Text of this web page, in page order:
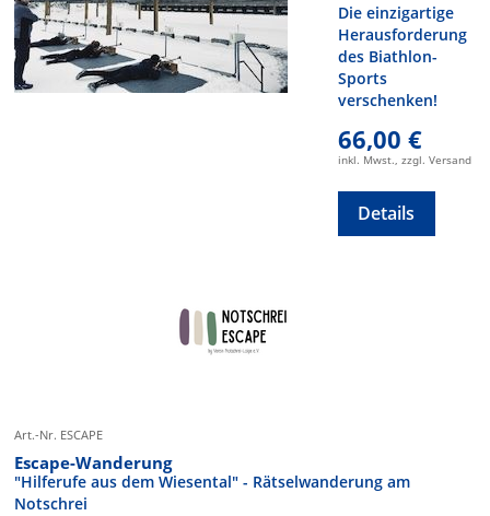
Die einzigartige
Herausforderung
des Biathlon-
Sports
verschenken!
66,00 €
inkl. Mwst., zzgl. Versand
Details
Art.-Nr. ESCAPE
Escape-Wanderung
"Hilferufe aus dem Wiesental" - Rätselwanderung am
Notschrei